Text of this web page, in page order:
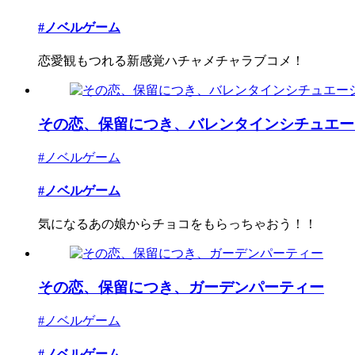
#ノベルゲーム
恋愛観もつれる新感覚ハチャメチャラブコメ！
その恋、保留につき、バレンタインシチュエ
#ノベルゲーム
#ノベルゲーム
気になるあの娘からチョコをもらっちゃおう！！
その恋、保留につき、ガーデンパーティー
#ノベルゲーム